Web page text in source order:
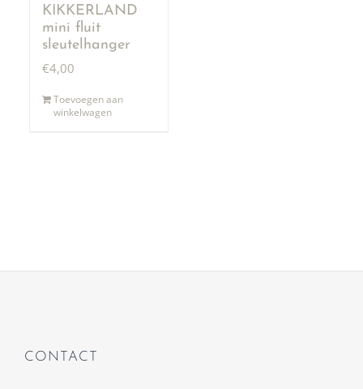
KIKKERLAND
mini fluit
sleutelhanger
€4,00
Toevoegen aan
winkelwagen
CONTACT